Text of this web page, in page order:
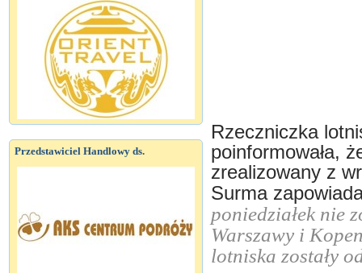
Przedstawiciel Handlowy ds.
Rzeczniczka
poinformowała,
zrealizowany z
Surma
poniedziałek nie
Warszawy i
lotniska zostały